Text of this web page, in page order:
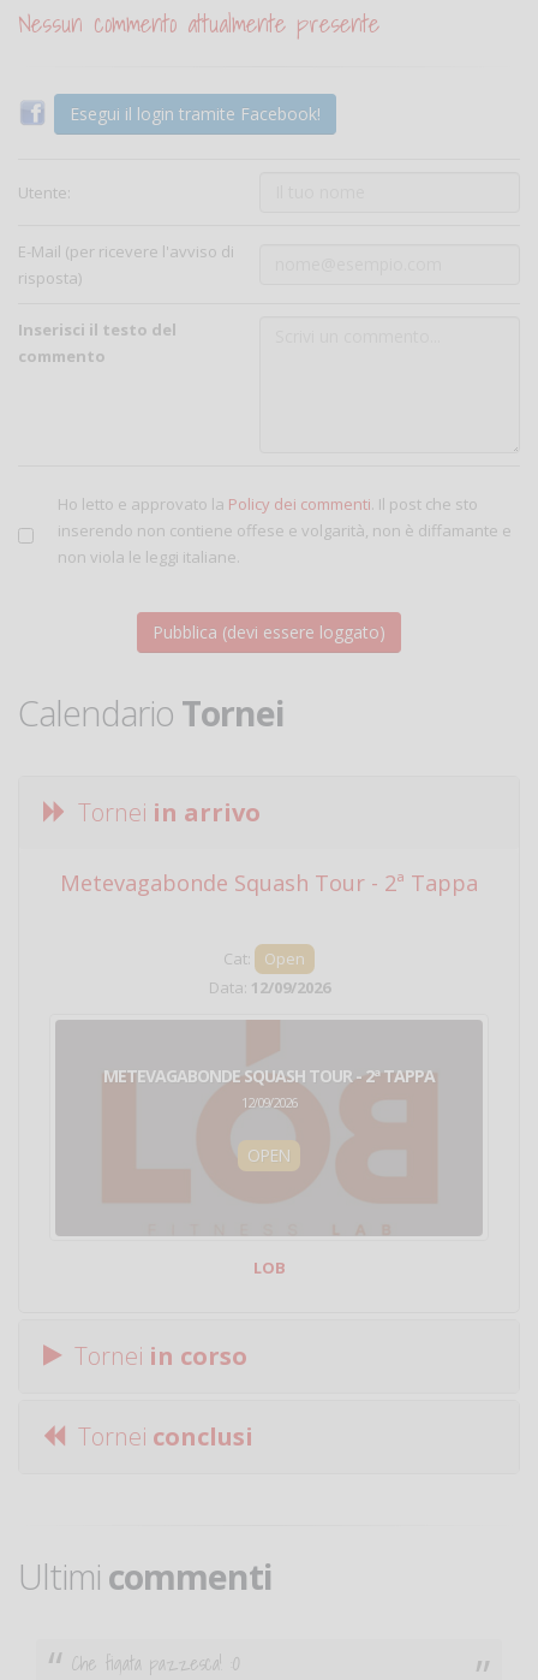
Nessun commento attualmente presente
Esegui il login tramite Facebook!
Utente:
E-Mail (per ricevere l'avviso di
risposta)
Inserisci il testo del
commento
Ho letto e approvato la Policy dei commenti. Il post che sto
inserendo non contiene offese e volgarità, non è diffamante e
non viola le leggi italiane.
Calendario Tornei
Tornei in arrivo
Metevagabonde Squash Tour - 2ª Tappa
Cat:
Open
Data: 12/09/2026
METEVAGABONDE SQUASH TOUR - 2ª TAPPA
12/09/2026
OPEN
LOB
Tornei in corso
Tornei conclusi
Ultimi commenti
Che figata pazzesca! :O